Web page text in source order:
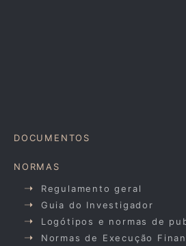
DOCUMENTOS
NORMAS
Regulamento geral
Guia do Investigador
Logótipos e normas de
Normas de Execução